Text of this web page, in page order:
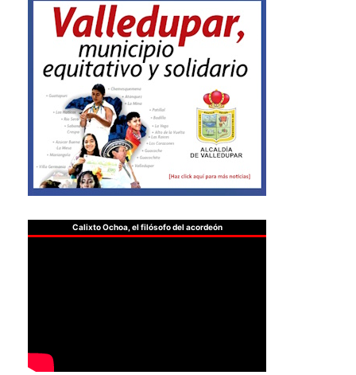
Calixto Ochoa, el filósofo del acordeón